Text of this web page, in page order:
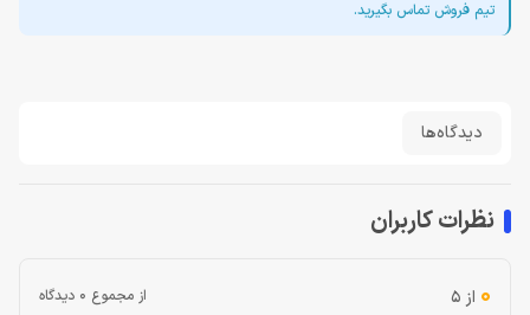
تیم فروش تماس بگیرید.
دیدگاه‌ها
نظرات کاربران
0 از 5 از مجموع 0 دیدگاه